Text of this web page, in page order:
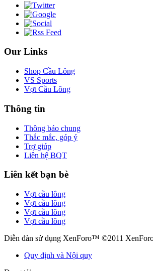
Our Links
Shop Cầu Lông
VS Sports
Vợt Cầu Lông
Thông tin
Thông báo chung
Thắc mắc, góp ý
Trợ giúp
Liên hệ BQT
Liên kết bạn bè
Vợt cầu lông
Vợt cầu lông
Vợt cầu lông
Vợt cầu lông
Diễn đàn sử dụng XenForo™ ©2011
Quy định và Nội quy